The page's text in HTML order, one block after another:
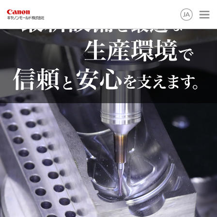
日本語
English